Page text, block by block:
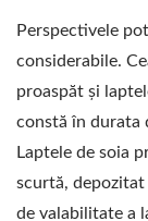
DE
Perspectivele
considerabile.
proaspăt și
constă în durata
Laptele de soia
scurtă,
de valabilitate a